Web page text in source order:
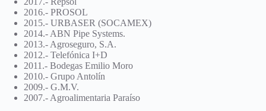
2016.- PROSOL
2015.- URBASER (SOCAMEX)
2014.- ABN Pipe Systems.
2013.- Agroseguro, S.A.
2012.- Telefónica I+D
2011.- Bodegas Emilio Moro
2010.- Grupo Antolín
2009.- G.M.V.
2007.- Agroalimentaria Paraíso